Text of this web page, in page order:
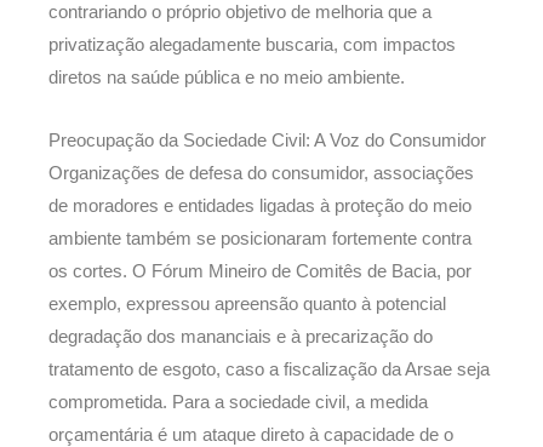
contrariando o próprio objetivo de melhoria que a
privatização alegadamente buscaria, com impactos
diretos na saúde pública e no meio ambiente.
Preocupação da Sociedade Civil: A Voz do Consumidor
Organizações de defesa do consumidor, associações
de moradores e entidades ligadas à proteção do meio
ambiente também se posicionaram fortemente contra
os cortes. O Fórum Mineiro de Comitês de Bacia, por
exemplo, expressou apreensão quanto à potencial
degradação dos mananciais e à precarização do
tratamento de esgoto, caso a fiscalização da Arsae seja
comprometida. Para a sociedade civil, a medida
orçamentária é um ataque direto à capacidade de o